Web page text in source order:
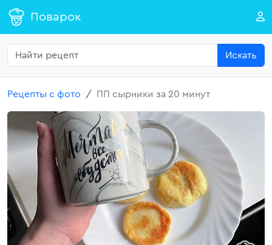
Поварок
Искать
Рецепты с фото ПП сырники за 20 минут